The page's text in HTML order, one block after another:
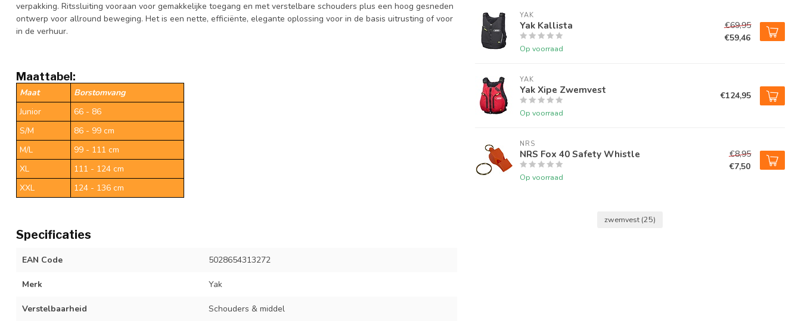
verpakking. Ritssluiting vooraan voor gemakkelijke toegang en met verstelbare schouders plus een hoog gesneden
ontwerp voor allround beweging. Het is een nette, efficiënte, elegante oplossing voor in de basis uitrusting of voor
in de verhuur.
Maattabel:
Maat
Borstomvang
Junior
66 - 86
S/M
86 - 99 cm
M/L
99 - 111 cm
XL
111 - 124 cm
XXL
124 - 136 cm
Specificaties
EAN Code 5028654313272
Merk Yak
Verstelbaarheid Schouders & middel
YAK
Yak Kallista
Op voorraad
€69,95
€59,46
YAK
Yak Xipe Zwemvest
Op voorraad
€124,95
NRS
NRS Fox 40 Safety Whistle
Op voorraad
€8,95
€7,50
zwemvest (25)